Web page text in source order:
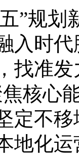
”规划
入时代
找准
核心
定不
地化